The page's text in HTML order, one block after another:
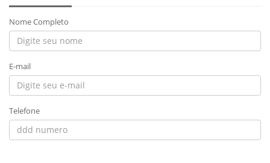
Nome Completo
E-mail
Telefone